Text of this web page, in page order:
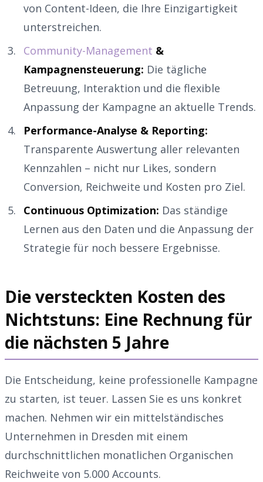
von Content-Ideen, die Ihre Einzigartigkeit
unterstreichen.
Community-Management &
Kampagnensteuerung: Die tägliche
Betreuung, Interaktion und die flexible
Anpassung der Kampagne an aktuelle Trends.
Performance-Analyse & Reporting:
Transparente Auswertung aller relevanten
Kennzahlen – nicht nur Likes, sondern
Conversion, Reichweite und Kosten pro Ziel.
Continuous Optimization: Das ständige
Lernen aus den Daten und die Anpassung der
Strategie für noch bessere Ergebnisse.
Die versteckten Kosten des
Nichtstuns: Eine Rechnung für
die nächsten 5 Jahre
Die Entscheidung, keine professionelle Kampagne
zu starten, ist teuer. Lassen Sie es uns konkret
machen. Nehmen wir ein mittelständisches
Unternehmen in Dresden mit einem
durchschnittlichen monatlichen Organischen
Reichweite von 5.000 Accounts.